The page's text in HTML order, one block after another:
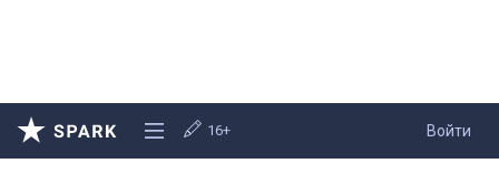
Войти
16+